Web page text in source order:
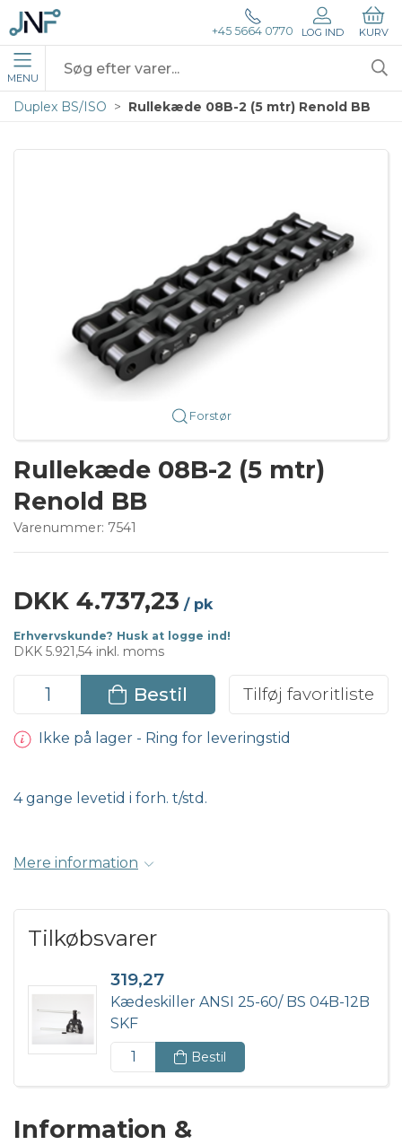
+45 5664 0770 LOG IND KURV
MENU
Duplex BS/ISO Rullekæde 08B-2 (5 mtr) Renold BB
Forstør
Rullekæde 08B-2 (5 mtr)
Renold BB
Varenummer: 7541
DKK 4.737,23 / pk
Erhvervskunde? Husk at logge ind!
DKK 5.921,54 inkl. moms
Bestil Tilføj favoritliste
Ikke på lager - Ring for leveringstid
4 gange levetid i forh. t/std.
Mere information
Tilkøbsvarer
319,27
Kædeskiller ANSI 25-60/ BS 04B-12B
SKF
Bestil
Information &